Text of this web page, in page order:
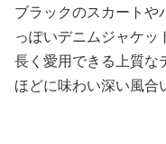
ブラックのスカートや
っぽいデニムジャケッ
長く愛用できる上質な
ほどに味わい深い風合